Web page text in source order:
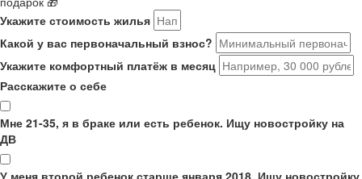
Укажите стоимость жилья
Какой у вас первоначальный взнос?
Укажите комфортный платёж в месяц
Расскажите о себе
Мне 21-35, я в браке или есть ребенок. Ищу новостройку на
ДВ
У меня второй ребенок старше января 2018. Ищу новостройку